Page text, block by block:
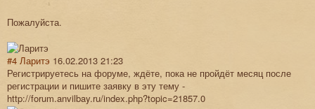
Пожалуйста.
#4 Ларитэ 16.02.2013 21:23
Регистрируетесь на форуме, ждёте, пока не пройдёт месяц после
регистрации и пишите заявку в эту тему -
http://forum.anvilbay.ru/index.php?topic=21857.0